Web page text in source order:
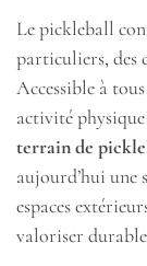
Le pickleball
particuliers, des
Accessible à
activité
terrain de
aujourd’hui
espaces
valoriser